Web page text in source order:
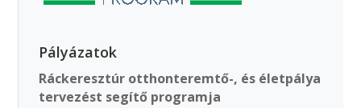
Pályázatok
Ráckeresztúr otthonteremtő-, és életpálya
tervezést segítő programja